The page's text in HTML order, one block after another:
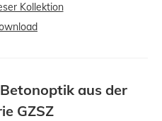
Kollektion
aus der
GZSZ